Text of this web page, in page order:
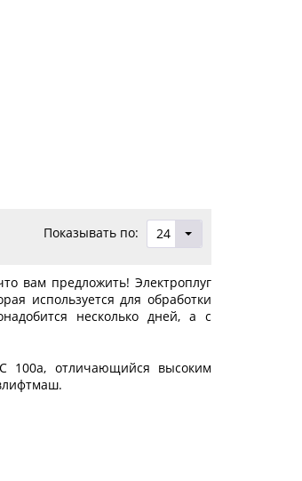
Показывать по: 24
вам предложить! Электроплуг
используется для обработки
несколько дней, а с
100а, отличающийся высоким